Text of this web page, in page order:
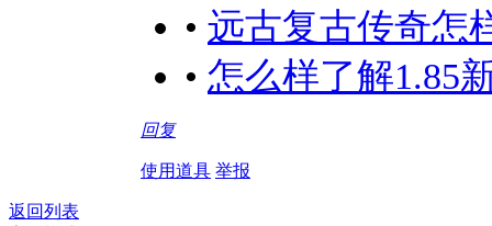
• 远古复古传奇怎
• 怎么样了解1.85
回复
使用道具 举报
返回列表